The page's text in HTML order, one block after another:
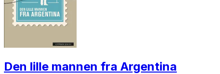
Den lille mannen fra Argentina